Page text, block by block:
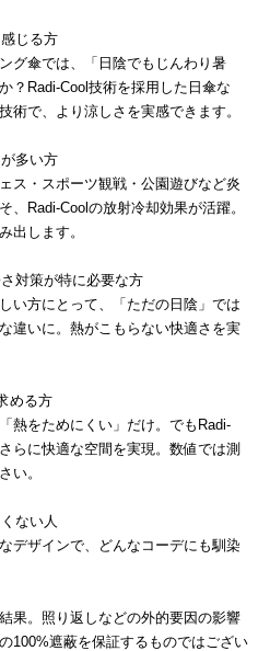
じる方
グ傘では、「日陰でもじんわり暑
？Radi-Cool技術を採用した日傘な
術で、より涼しさを実感できます。
多い方
ス・スポーツ観戦・公園遊びなど炎
、Radi-Coolの放射冷却効果が活躍。
出します。
対策が特に必要な方
い方にとって、「ただの日陰」では
違いに。熱がこもらない快適さを実
める方
熱をためにくい」だけ。でもRadi-
らに快適な空間を実現。数値では測
い。
ない人
デザインで、どんなコーデにも馴染
果。照り返しなどの外的要因の影響
100%遮蔽を保証するものではござい